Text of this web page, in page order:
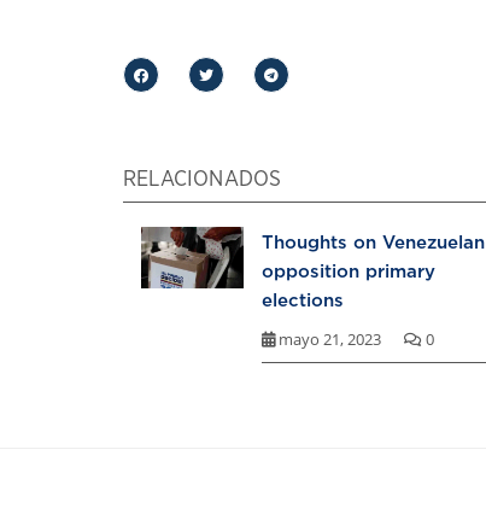
RELACIONADOS
Thoughts on Venezuelan
opposition primary
elections
mayo 21, 2023 0